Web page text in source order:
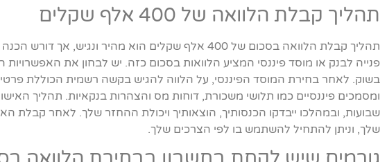
תהליך קבלת הלוואה של 400 אלף שקלים
תהליך קבלת הלוואה בסכום של 400 אלף שקלים הוא מהיר
פנייה לבנק או מוסד פיננסי המציע הלוואות בסכום כזה. יש לבחון את האפשרויות
בשוק. לאחר בחירת המוסד הפיננסי, על הלווה להגיש בקשה רשמית הכוללת
ומסמכים פיננסיים כמו תלושי משכורת, דוחות מס והצהרות בנקאיות. תהליך
שבועות, ובמהלכו ייבדקו הכנסותיך, הוצאותיך ויכולת ההחזר שלך. לאחר קבלת
שלך, וניתן להתחיל להשתמש בו לפי הצרכים שלך.